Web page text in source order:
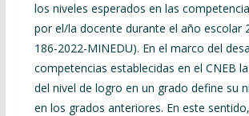
los niveles esperados en las
por el/la docente durante el año escolar
186-2022-MINEDU). En el marco del
competencias establecidas en el CNEB
del nivel de logro en un grado define su
en los grados anteriores. En este